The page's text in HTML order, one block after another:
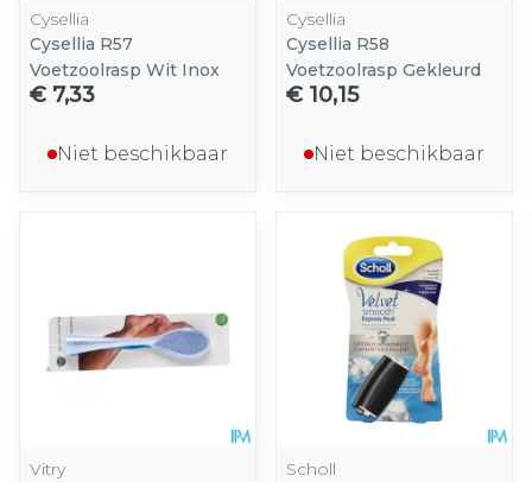
Cysellia
Cysellia R57
Voetzoolrasp Wit Inox
€ 7,33
Niet beschikbaar
Cysellia
Cysellia R58
Voetzoolrasp Gekleurd
€ 10,15
Niet beschikbaar
Vitry
Scholl